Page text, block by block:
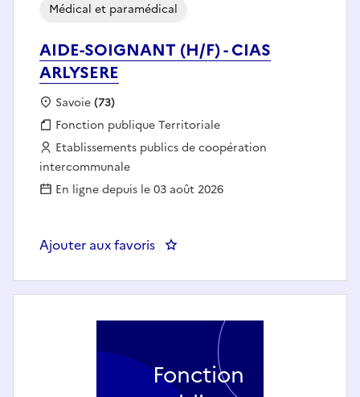
AIDE-SOIGNANT (H/F) - CIAS
ARLYSERE
Médical et paramédical
Localisation :
Savoie(73)
Fonction publique :
Fonction publique Territoriale
Employeur :
Etablissements publics de coopération
intercommunale
En ligne depuis le 03 août 2026
Ajouter aux favoris : AIDE-SOIGNANT (H/F) - CIAS
Fonction